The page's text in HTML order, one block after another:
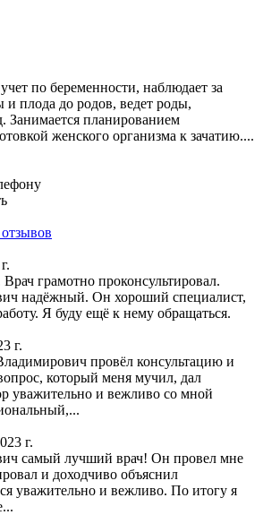
по беременности, наблюдает за
плода до родов, ведет роды,
Занимается планированием
женского организма к зачатию....
грамотно проконсультировал.
надёжный. Он хороший специалист,
Я буду ещё к нему обращаться.
г.
провёл консультацию и
который меня мучил, дал
уважительно и вежливо со мной
г.
самый лучший врач! Он провел мне
и доходчиво объяснил
уважительно и вежливо. По итогу я